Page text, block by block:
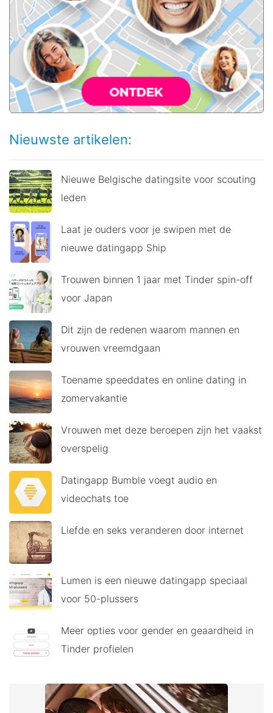
Nieuwste artikelen:
Nieuwe Belgische datingsite voor scouting
leden
Laat je ouders voor je swipen met de
nieuwe datingapp Ship
Trouwen binnen 1 jaar met Tinder spin-off
voor Japan
Dit zijn de redenen waarom mannen en
vrouwen vreemdgaan
Toename speeddates en online dating in
zomervakantie
Vrouwen met deze beroepen zijn het vaakst
overspelig
Datingapp Bumble voegt audio en
videochats toe
Liefde en seks veranderen door internet
Lumen is een nieuwe datingapp speciaal
voor 50-plussers
Meer opties voor gender en geaardheid in
Tinder profielen